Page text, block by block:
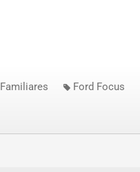
Familiares Ford Focus